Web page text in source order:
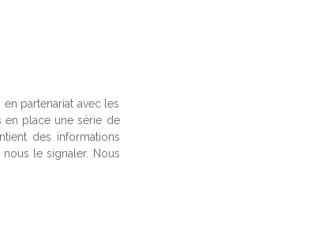
partenariat avec les
en place une série de
des informations
le signaler. Nous